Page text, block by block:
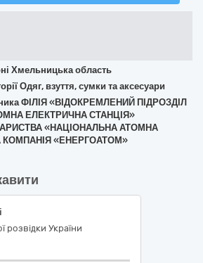
Хмельницька область
Одяг, взуття, сумки та аксесуари
ФІЛІЯ «ВІДОКРЕМЛЕНИЙ ПІДРОЗДІЛ
ЕЛЕКТРИЧНА СТАНЦІЯ»
«НАЦІОНАЛЬНА АТОМНА
«ЕНЕРГОАТОМ»
розвідки України